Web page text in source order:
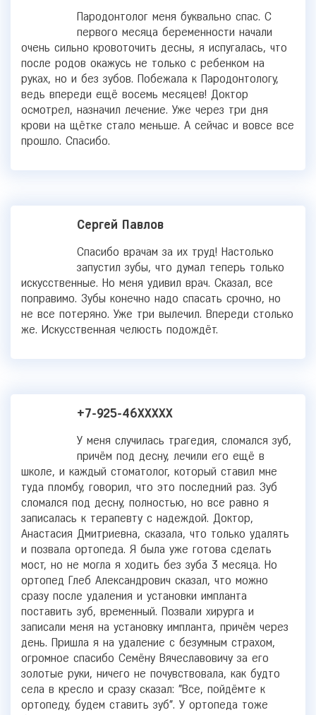
Пародонтолог меня буквально спас. С
первого месяца беременности начали
очень сильно кровоточить десны, я испугалась, что
после родов окажусь не только с ребенком на
руках, но и без зубов. Побежала к Пародонтологу,
ведь впереди ещё восемь месяцев! Доктор
осмотрел, назначил лечение. Уже через три дня
крови на щётке стало меньше. А сейчас и вовсе все
прошло. Спасибо.
Сергей Павлов
Спасибо врачам за их труд! Настолько
запустил зубы, что думал теперь только
искусственные. Но меня удивил врач. Сказал, все
поправимо. Зубы конечно надо спасать срочно, но
не все потеряно. Уже три вылечил. Впереди столько
же. Искусственная челюсть подождёт.
+7-925-46XXXXX
У меня случилась трагедия, сломался зуб,
причём под десну, лечили его ещё в
школе, и каждый стоматолог, который ставил мне
туда пломбу, говорил, что это последний раз. Зуб
сломался под десну, полностью, но все равно я
записалась к терапевту с надеждой. Доктор,
Анастасия Дмитриевна, сказала, что только удалять
и позвала ортопеда. Я была уже готова сделать
мост, но не могла я ходить без зуба 3 месяца. Но
ортопед Глеб Александрович сказал, что можно
сразу после удаления и установки импланта
поставить зуб, временный. Позвали хирурга и
записали меня на установку импланта, причём через
день. Пришла я на удаление с безумным страхом,
огромное спасибо Семёну Вячеславовичу за его
золотые руки, ничего не почувствовала, как будто
села в кресло и сразу сказал: "Все, пойдёмте к
ортопеду, будем ставить зуб". У ортопеда тоже